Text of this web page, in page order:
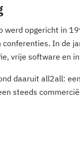
werd opgericht in
In de
vrije software en
daaruit all2all:
steeds